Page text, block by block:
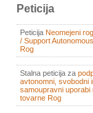
Peticija
Peticija Neomejeni
/ Support
Rog
Stalna peticija za
avtonomni, svobodni
samoupravni uporabi
tovarne Rog